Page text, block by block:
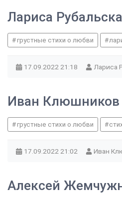
Лариса
грустные стихи о любви
17.09.2022 21:18 Лариса
Иван Клюшников
грустные стихи о любви
17.09.2022 21:02 Иван
Алексей